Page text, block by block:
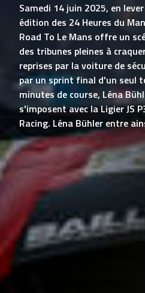
Samedi 14 juin 2025, en
édition des 24 Heures du
Road To Le Mans offre un
des tribunes pleines à
reprises par la voiture de
par un sprint final d'un seul
minutes de course, Léna
s'imposent avec la Ligier JS
Racing. Léna Bühler entre